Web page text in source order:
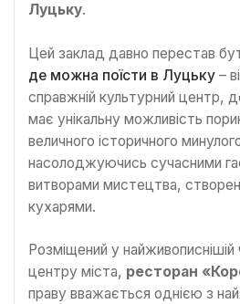
Луцьку.
Цей заклад давно перестав
де можна поїсти в Луцьку –
справжній культурний центр,
має унікальну можливість
величного історичного
насолоджуючись сучасними
витворами мистецтва,
кухарями.
Розміщений у найживописнішій
центру міста, ресторан
праву вважається однією з